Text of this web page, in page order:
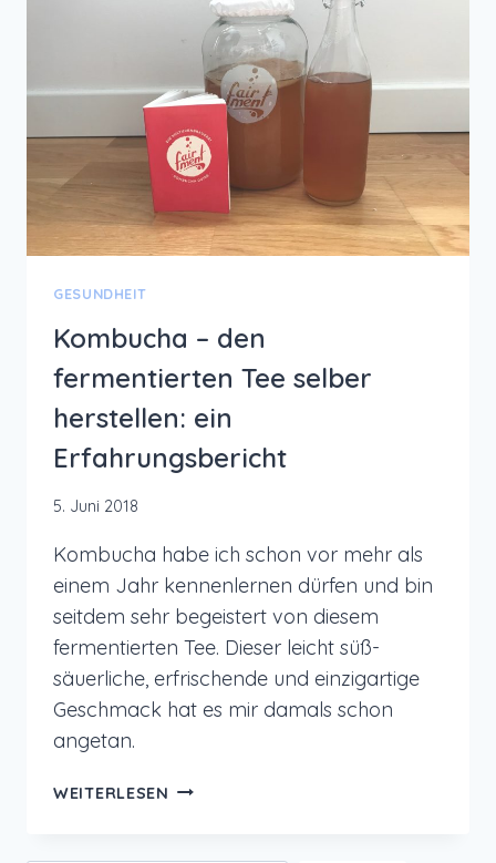
GESUNDHEIT
Kombucha – den
fermentierten Tee selber
herstellen: ein
Erfahrungsbericht
5. Juni 2018
Kombucha habe ich schon vor mehr als
einem Jahr kennenlernen dürfen und bin
seitdem sehr begeistert von diesem
fermentierten Tee. Dieser leicht süß-
säuerliche, erfrischende und einzigartige
Geschmack hat es mir damals schon
angetan.
WEITERLESEN KOMBUCHA